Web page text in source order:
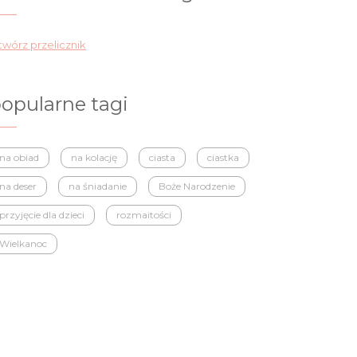
przelicznik
tagi
na obiad na kolację ciasta ciastka
na deser na śniadanie Boże Narodzenie
przyjęcie dla dzieci rozmaitości
Wielkanoc